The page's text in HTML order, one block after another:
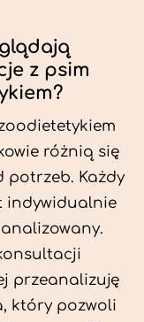
z psim
różnią się
potrzeb. Każdy
indywidualnie
przeanalizuję
który pozwoli